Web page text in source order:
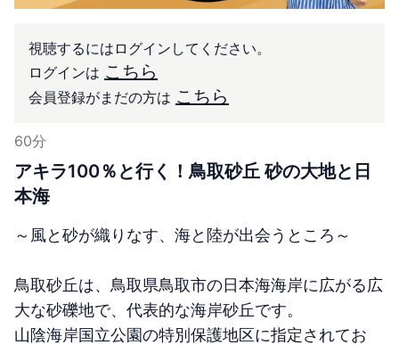
視聴するにはログインしてください。
ログインは こちら
会員登録がまだの方は こちら
60分
アキラ100％と行く！鳥取砂丘 砂の大地と日
本海
～風と砂が織りなす、海と陸が出会うところ～
鳥取砂丘は、鳥取県鳥取市の日本海海岸に広がる広
大な砂礫地で、代表的な海岸砂丘です。
山陰海岸国立公園の特別保護地区に指定されてお